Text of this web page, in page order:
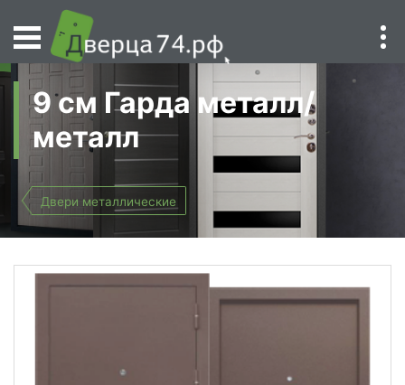
9 см Гарда металл/
металл
Двери металлические